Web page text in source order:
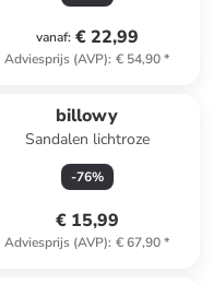
vanaf: € 22,99
Adviesprijs (AVP): € 54,90*
billowy
Sandalen lichtroze
-76%
€ 15,99
Adviesprijs (AVP): € 67,90*